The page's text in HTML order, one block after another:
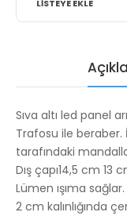
LISTEYE EKLE
Sıva altı led panel
Trafosu ile beraber.
tarafındaki
Dış çapı14,5 cm
Lümen ışıma
2 cm kalınlığında